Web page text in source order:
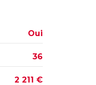
4.73 m²
Oui
36
2 211 €